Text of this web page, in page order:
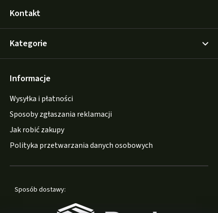
Kontakt
Kategorie
Informacje
Wysyłka i płatności
Sposoby zgłaszania reklamacji
Jak robić zakupy
Polityka przetwarzania danych osobowych
Sposób dostawy: